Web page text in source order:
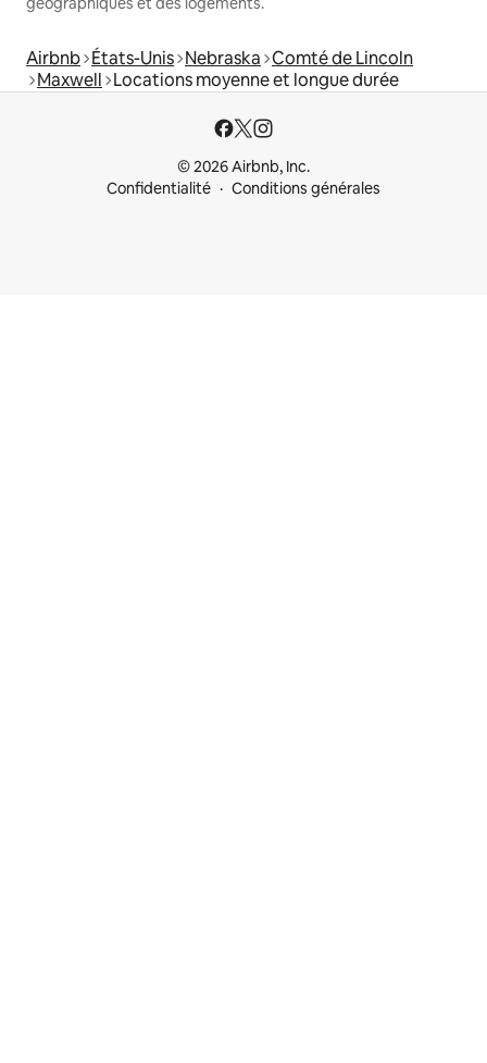
Airbnb États-Unis Nebraska Comté de Lincoln
Maxwell Locations moyenne et longue durée
© 2026 Airbnb, Inc.
Confidentialité
Conditions générales